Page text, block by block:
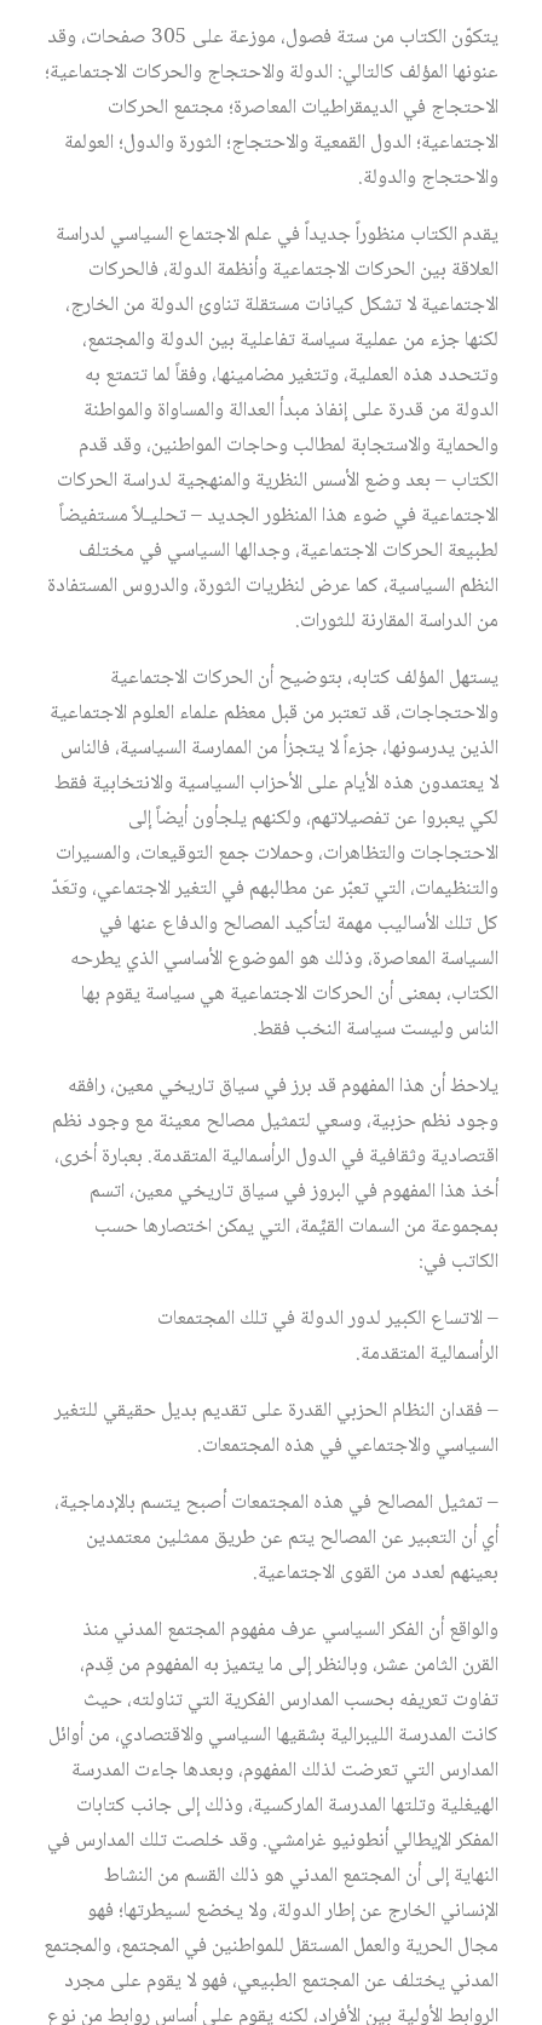
يتكوّن الكتاب من ستة فصول، موزعة على 305 صفحات، وقد
عنونها المؤلف كالتالي: الدولة والاحتجاج والحركات الاجتماعية؛
الاحتجاج في الديمقراطيات المعاصرة؛ مجتمع الحركات
الاجتماعية؛ الدول القمعية والاحتجاج؛ الثورة والدول؛ العولمة
والاحتجاج والدولة.
يقدم الكتاب منظوراً جديداً في علم الاجتماع السياسي لدراسة
العلاقة بين الحركات الاجتماعية وأنظمة الدولة، فالحركات
الاجتماعية لا تشكل كيانات مستقلة تناوئ الدولة من الخارج،
لكنها جزء من عملية سياسة تفاعلية بين الدولة والمجتمع،
وتتحدد هذه العملية، وتتغير مضامينها، وفقاً لما تتمتع به
الدولة من قدرة على إنفاذ مبدأ العدالة والمساواة والمواطنة
والحماية والاستجابة لمطالب وحاجات المواطنين، وقد قدم
الكتاب – بعد وضع الأسس النظرية والمنهجية لدراسة الحركات
الاجتماعية في ضوء هذا المنظور الجديد – تحليـلاً مستفيضاً
لطبيعة الحركات الاجتماعية، وجدالها السياسي في مختلف
النظم السياسية، كما عرض لنظريات الثورة، والدروس المستفادة
من الدراسة المقارنة للثورات.
يستهل المؤلف كتابه، بتوضيح أن الحركات الاجتماعية
والاحتجاجات، قد تعتبر من قبل معظم علماء العلوم الاجتماعية
الذين يدرسونها، جزءاً لا يتجزأ من الممارسة السياسية، فالناس
لا يعتمدون هذه الأيام على الأحزاب السياسية والانتخابية فقط
لكي يعبروا عن تفصيلاتهم، ولكنهم يلجأون أيضاً إلى
الاحتجاجات والتظاهرات، وحملات جمع التوقيعات، والمسيرات
والتنظيمات، التي تعبّر عن مطالبهم في التغير الاجتماعي، وتعَدّ
كل تلك الأساليب مهمة لتأكيد المصالح والدفاع عنها في
السياسة المعاصرة، وذلك هو الموضوع الأساسي الذي يطرحه
الكتاب، بمعنى أن الحركات الاجتماعية هي سياسة يقوم بها
الناس وليست سياسة النخب فقط.
يلاحظ أن هذا المفهوم قد برز في سياق تاريخي معين، رافقه
وجود نظم حزبية، وسعي لتمثيل مصالح معينة مع وجود نظم
اقتصادية وثقافية في الدول الرأسمالية المتقدمة. بعبارة أخرى،
أخذ هذا المفهوم في البروز في سياق تاريخي معين، اتسم
بمجموعة من السمات القيِّمة، التي يمكن اختصارها حسب
الكاتب في:
– الاتساع الكبير لدور الدولة في تلك المجتمعات
الرأسمالية المتقدمة.
– فقدان النظام الحزبي القدرة على تقديم بديل حقيقي للتغير
السياسي والاجتماعي في هذه المجتمعات.
– تمثيل المصالح في هذه المجتمعات أصبح يتسم بالإدماجية،
أي أن التعبير عن المصالح يتم عن طريق ممثلين معتمدين
بعينهم لعدد من القوى الاجتماعية.
والواقع أن الفكر السياسي عرف مفهوم المجتمع المدني منذ
القرن الثامن عشر، وبالنظر إلى ما يتميز به المفهوم من قِدم،
تفاوت تعريفه بحسب المدارس الفكرية التي تناولته، حيث
كانت المدرسة الليبرالية بشقيها السياسي والاقتصادي، من أوائل
المدارس التي تعرضت لذلك المفهوم، وبعدها جاءت المدرسة
الهيغلية وتلتها المدرسة الماركسية، وذلك إلى جانب كتابات
المفكر الإيطالي أنطونيو غرامشي. وقد خلصت تلك المدارس في
النهاية إلى أن المجتمع المدني هو ذلك القسم من النشاط
الإنساني الخارج عن إطار الدولة، ولا يخضع لسيطرتها؛ فهو
مجال الحرية والعمل المستقل للمواطنين في المجتمع، والمجتمع
المدني يختلف عن المجتمع الطبيعي، فهو لا يقوم على مجرد
الروابط الأولية بين الأفراد، لكنه يقوم على أساس روابط من نوع